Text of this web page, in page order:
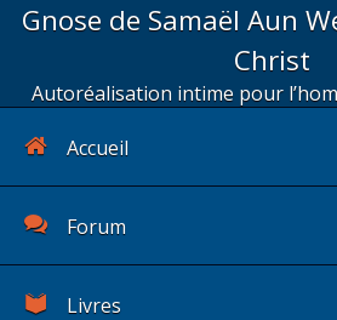
Gnose de Samaël Aun
Christ
Autoréalisation intime pour
Accueil
Forum
Livres